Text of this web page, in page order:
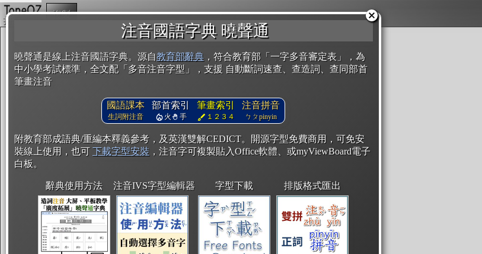
注音國語字典 曉聲通
曉聲通是線上注音國語字典。源自教育部辭典 ，符合教育部「一字多音審定表」，為
中小學考試標準，全文配「多音注音字型」，支援 自動斷詞速查、查造詞、查同部首
筆畫注音
國語課本
生詞附注音
部首索引
火 手
筆畫索引
１２３４
注音拼音
ㄅㄆpinyin
附教育部成語典/重編本釋義參考，及英漢雙解CEDICT。開源字型免費商用，可免安
裝線上使用，也可 下載字型安裝 ，注音字可複製貼入Office軟體、或myViewBoard電子
白板。
辭典使用方法 注音IVS字型編輯器 字型下載 排版格式匯出
複製